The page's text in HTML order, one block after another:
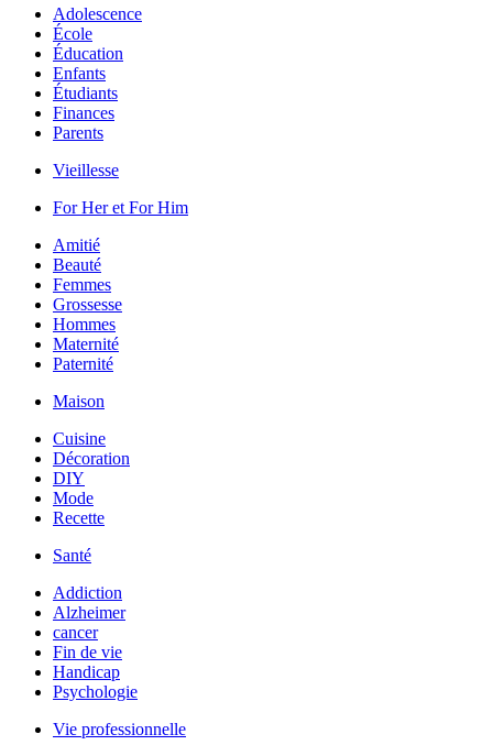
Adolescence
École
Éducation
Enfants
Étudiants
Finances
Parents
Vieillesse
For Her et For Him
Amitié
Beauté
Femmes
Grossesse
Hommes
Maternité
Paternité
Maison
Cuisine
Décoration
DIY
Mode
Recette
Santé
Addiction
Alzheimer
cancer
Fin de vie
Handicap
Psychologie
Vie professionnelle